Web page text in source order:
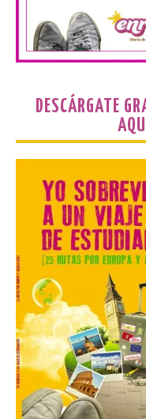
programación
Sonora. Peña
seguridad y acceso […]
Gijon prohíbe
San Lorenzo,
Arbeyal el día
partir de las
8 Ago 2026
Incide
verá
puntos
que
recomienda no
coche ni usarlo ese
la Campa Torres y La
DESCÁRGATE
AQUÍ